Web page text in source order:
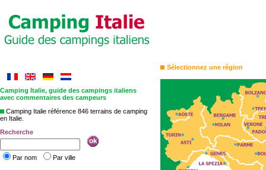
Camping Italie, guide des campings italiens
avec commentaires des campeurs
Camping Italie référence 846 terrains de camping
en Italie.
Recherche
Par nom Par ville
Sélectionnez une région